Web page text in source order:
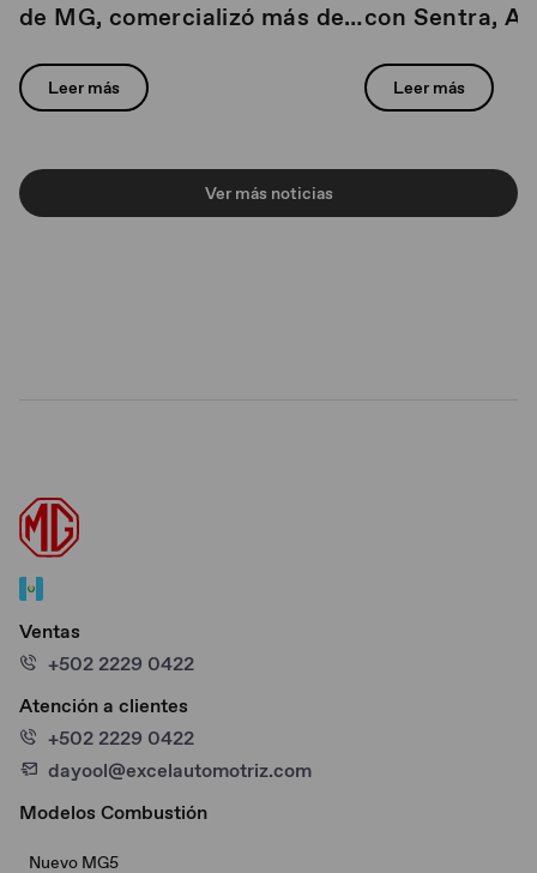
de MG, comercializó más de 1
mundial durante el primer
Leer más
con Sentra,
Leer más
Ver más noticias
Ventas
+502 2229 0422
Atención a clientes
+502 2229 0422
dayool@excelautomotriz.com
Modelos Combustión
Nuevo MG5